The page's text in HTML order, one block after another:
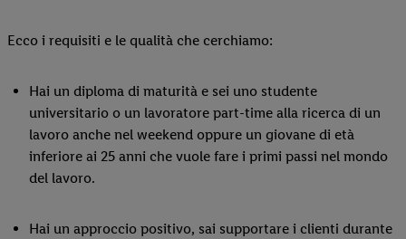
Ecco i requisiti e le qualità che cerchiamo:
Hai un diploma di maturità e sei uno studente
universitario o un lavoratore part-time alla ricerca di un
lavoro anche nel weekend oppure un giovane di età
inferiore ai 25 anni che vuole fare i primi passi nel mondo
del lavoro.
Hai un approccio positivo, sai supportare i clienti durante